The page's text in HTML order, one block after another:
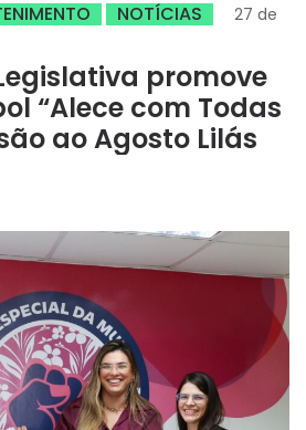
NOTÍCIAS
27 de
promove
“Alece com Todas
ao Agosto Lilás